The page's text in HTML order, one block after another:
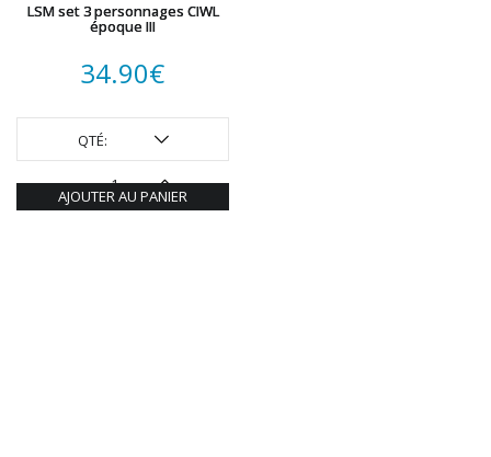
RÉGIONS ET COMPAGNIES
ROTOMAGUS
TAMIYA
TORTOISE
LSM set 3 personnages CIWL
époque III
34.90€
QTÉ:
AJOUTER AU PANIER